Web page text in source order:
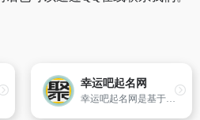
幸运吧起名网
幸运吧起名网是基于汉语语言文学、诗词国学、统计学(千万级大数据分析)、心理学、人工智能为一体的宝宝起名系统,起名网主要有男孩起名、女孩起名、诗词起名、传统起名、公司起名等在线起名等功能,是起名必备工具!